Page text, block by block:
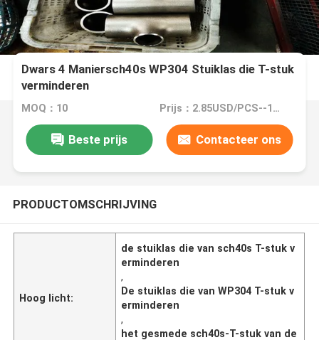
Dwars 4 Maniersch40s WP304 Stuiklas die T-stuk
verminderen
MOQ：10 Prijs：2.85USD/PCS--10977/PCS
Beste prijs Contacteer ons
PRODUCTOMSCHRIJVING
Hoog licht:
de stuiklas die van sch40s T-stuk v
erminderen
,
De stuiklas die van WP304 T-stuk v
erminderen
,
het gesmede sch40s-T-stuk van de